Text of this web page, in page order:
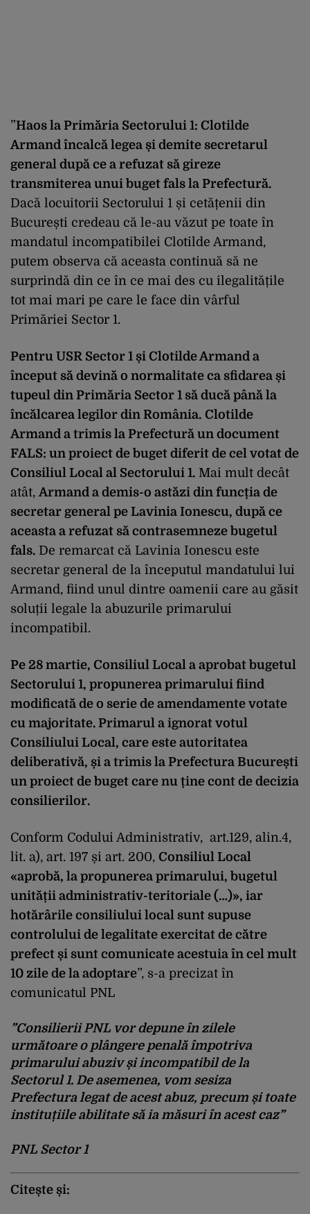
”Haos la Primăria Sectorului 1: Clotilde
Armand încalcă legea și demite secretarul
general după ce a refuzat să gireze
transmiterea unui buget fals la Prefectură.
Dacă locuitorii Sectorului 1 și cetățenii din
București credeau că le-au văzut pe toate în
mandatul incompatibilei Clotilde Armand,
putem observa că aceasta continuă să ne
surprindă din ce în ce mai des cu ilegalitățile
tot mai mari pe care le face din vârful
Primăriei Sector 1.
Pentru USR Sector 1 și Clotilde Armand a
început să devină o normalitate ca sfidarea și
tupeul din Primăria Sector 1 să ducă până la
încălcarea legilor din România. Clotilde
Armand a trimis la Prefectură un document
FALS: un proiect de buget diferit de cel votat de
Consiliul Local al Sectorului 1. Mai mult decât
atât, Armand a demis-o astăzi din funcția de
secretar general pe Lavinia Ionescu, după ce
aceasta a refuzat să contrasemneze bugetul
fals. De remarcat că Lavinia Ionescu este
secretar general de la începutul mandatului lui
Armand, fiind unul dintre oamenii care au găsit
soluții legale la abuzurile primarului
incompatibil.
Pe 28 martie, Consiliul Local a aprobat bugetul
Sectorului 1, propunerea primarului fiind
modificată de o serie de amendamente votate
cu majoritate. Primarul a ignorat votul
Consiliului Local, care este autoritatea
deliberativă, și a trimis la Prefectura București
un proiect de buget care nu ține cont de decizia
consilierilor.
Conform Codului Administrativ, art.129, alin.4,
lit. a), art. 197 și art. 200, Consiliul Local
«aprobă, la propunerea primarului, bugetul
unității administrativ-teritoriale (…)», iar
hotărârile consiliului local sunt supuse
controlului de legalitate exercitat de către
prefect și sunt comunicate acestuia în cel mult
10 zile de la adoptare”, s-a precizat în
comunicatul PNL
”Consilierii PNL vor depune în zilele
următoare o plângere penală împotriva
primarului abuziv și incompatibil de la
Sectorul 1. De asemenea, vom sesiza
Prefectura legat de acest abuz, precum și toate
instituțiile abilitate să ia măsuri în acest caz”
PNL Sector 1
Citește și: